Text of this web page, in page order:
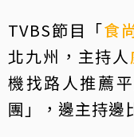
TVBS節目「食
北九州，主持人
機找路人推薦
團」，邊主持邊